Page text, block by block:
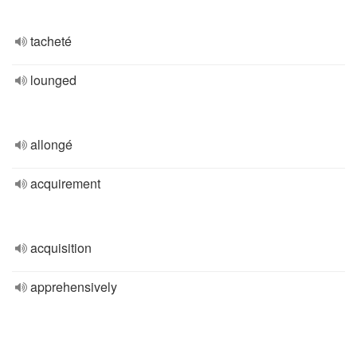
tacheté
lounged
allongé
acquirement
acquisition
apprehensively